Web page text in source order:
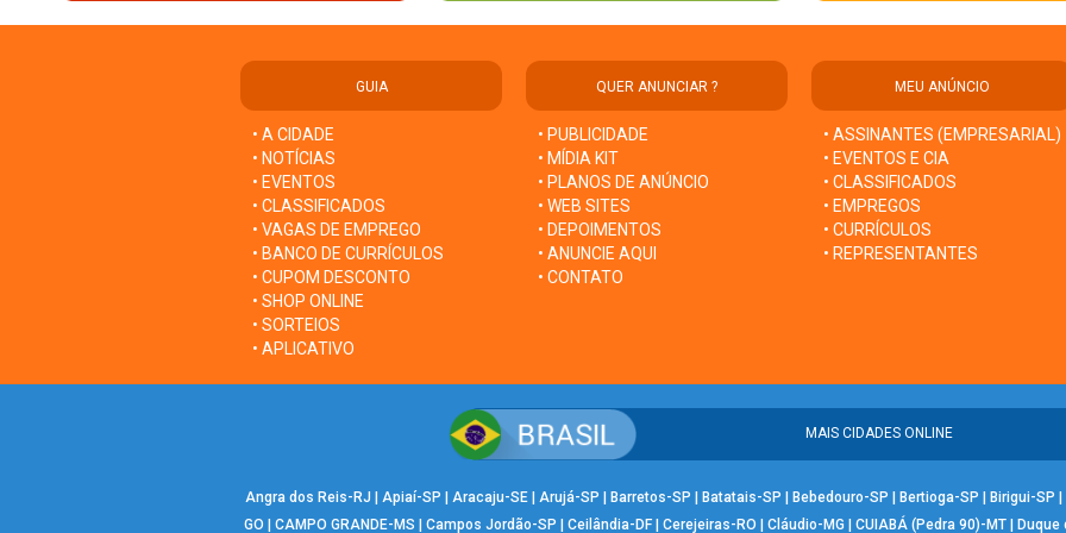
GUIA
• A CIDADE
• NOTÍCIAS
• EVENTOS
• CLASSIFICADOS
• VAGAS DE EMPREGO
• BANCO DE CURRÍCULOS
• CUPOM DESCONTO
• SHOP ONLINE
• SORTEIOS
• APLICATIVO
QUER ANUNCIAR ?
• PUBLICIDADE
• MÍDIA KIT
• PLANOS DE ANÚNCIO
• WEB SITES
• DEPOIMENTOS
• ANUNCIE AQUI
• CONTATO
MEU ANÚNCIO
• ASSINANTES (EMPRESARIAL)
• EVENTOS E CIA
• CLASSIFICADOS
• EMPREGOS
• CURRÍCULOS
• REPRESENTANTES
MAIS CIDADES ONLINE
Angra dos Reis-RJ | Apiaí-SP | Aracaju-SE | Arujá-SP | Barretos-SP | Batatais-SP | Bebedouro-SP | Bertioga-SP | Birigui-SP |
GO | CAMPO GRANDE-MS | Campos Jordão-SP | Ceilândia-DF | Cerejeiras-RO | Cláudio-MG | CUIABÁ (Pedra 90)-MT | Duque